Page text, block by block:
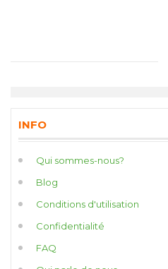
INFO
Qui sommes-nous?
Blog
Conditions d'utilisation
Confidentialité
FAQ